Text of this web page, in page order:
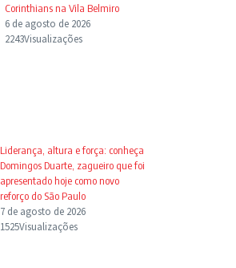
Corinthians na Vila Belmiro
6 de agosto de 2026
2243Visualizações
Liderança, altura e força: conheça
Domingos Duarte, zagueiro que foi
apresentado hoje como novo
reforço do São Paulo
7 de agosto de 2026
1525Visualizações